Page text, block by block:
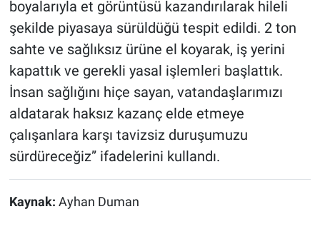
boyalarıyla et görüntüsü kazandırılarak hileli
şekilde piyasaya sürüldüğü tespit edildi. 2 ton
sahte ve sağlıksız ürüne el koyarak, iş yerini
kapattık ve gerekli yasal işlemleri başlattık.
İnsan sağlığını hiçe sayan, vatandaşlarımızı
aldatarak haksız kazanç elde etmeye
çalışanlara karşı tavizsiz duruşumuzu
sürdüreceğiz” ifadelerini kullandı.
Kaynak: Ayhan Duman